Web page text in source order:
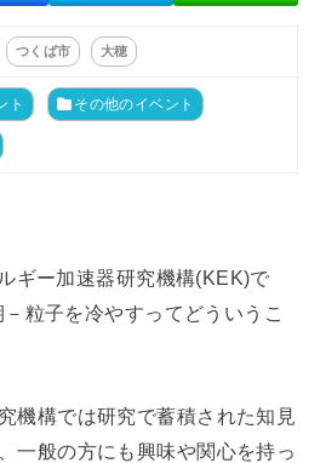
つくば市 大穂
ト その他のイベント
ギー加速器研究機構(KEK)で
粒子を冷やすってどういうこ
機構では研究で蓄積された知見
一般の方にも興味や関心を持っ